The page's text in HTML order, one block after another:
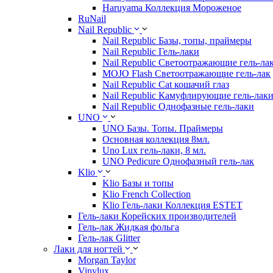
Haruyama Коллекция Мороженое
RuNail
Nail Republic
Nail Republic Базы, топы, праймеры
Nail Republic Гель-лаки
Nail Republic Светоотражающие гель-
MOJO Flash Светоотражающие гель-лак
Nail Republic Cat кошачий глаз
Nail Republic Камуфлирующие гель-лаки
Nail Republic Однофазные гель-лаки
UNO
UNO Базы. Топы. Праймеры
Основная коллекция 8мл.
Uno Lux гель-лаки, 8 мл.
UNO Pedicure Однофазный гель-лак
Klio
Klio Базы и топы
Klio French Collection
Klio Гель-лаки Коллекция ESTET
Гель-лаки Корейских производителей
Гель-лак Жидкая фольга
Гель-лак Glitter
Лаки для ногтей
Morgan Taylor
Vinylux